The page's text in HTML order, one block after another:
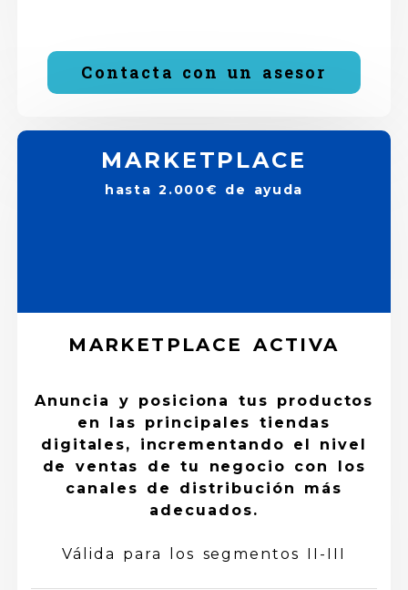
Contacta con un asesor
MARKETPLACE
hasta 2.000€ de ayuda
MARKETPLACE ACTIVA
Anuncia y posiciona tus productos
en las principales tiendas
digitales, incrementando el nivel
de ventas de tu negocio con los
canales de distribución más
adecuados.
Válida para los segmentos II-III